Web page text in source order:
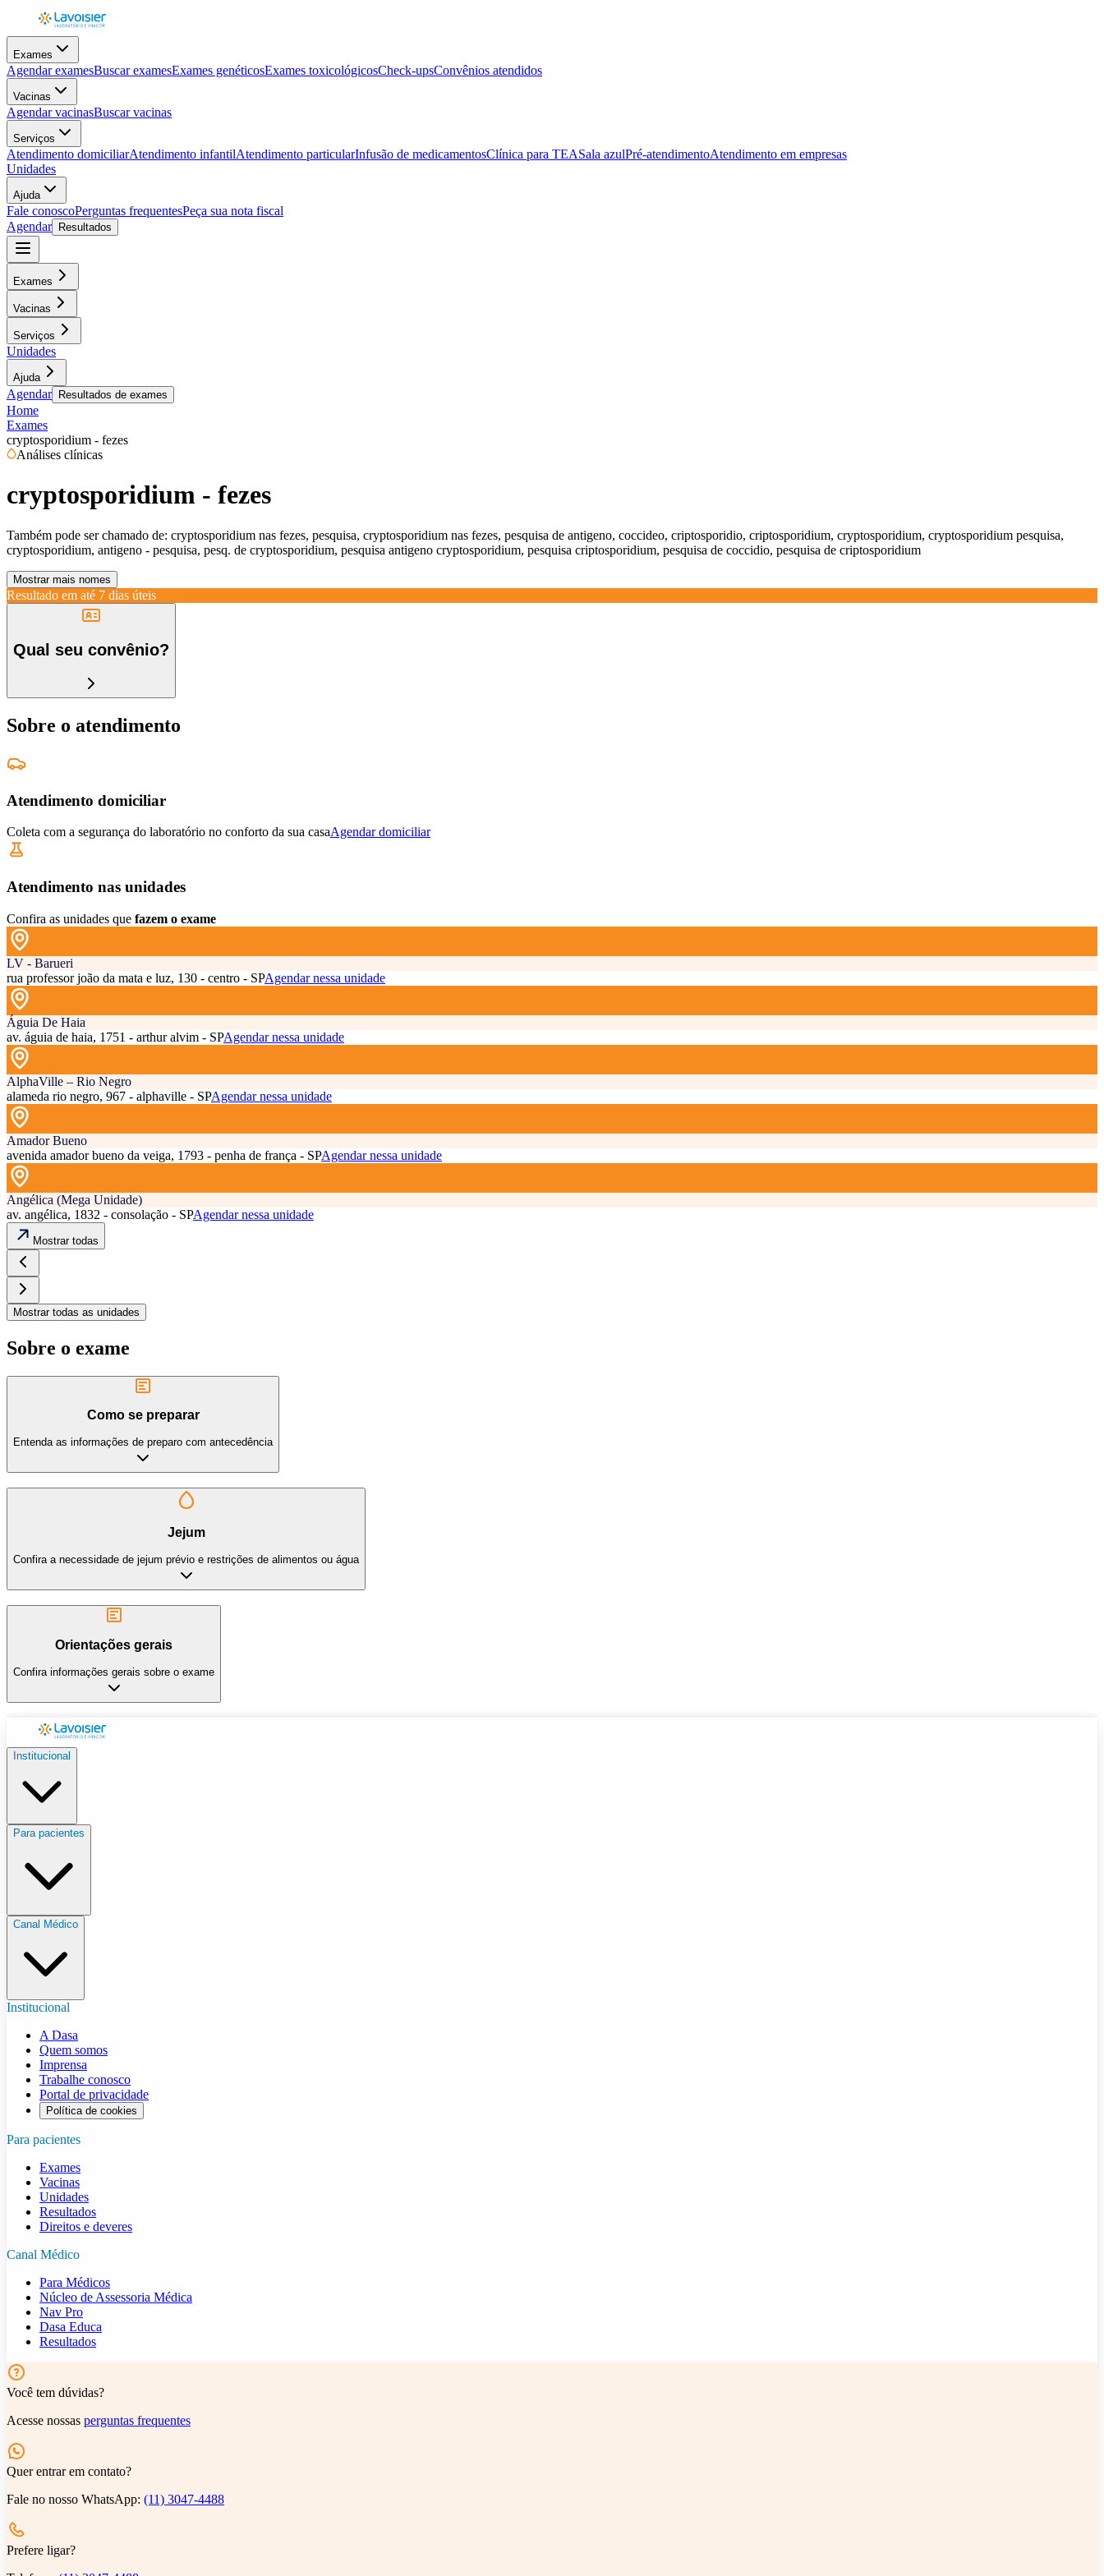
Exames
Agendar examesBuscar examesExames genéticosExames toxicológicosCheck-upsConvênios atendidos
Vacinas
Agendar vacinasBuscar vacinas
Serviços
Atendimento domiciliarAtendimento infantilAtendimento particularInfusão de medicamentosClínica para TEASala azulPré-atendimentoAtendimento em empresas
Unidades
Ajuda
Fale conoscoPerguntas frequentesPeça sua nota fiscal
Agendar
Resultados
Exames
Vacinas
Serviços
Unidades
Ajuda
Agendar Resultados de exames
Home
Exames
cryptosporidium - fezes
Análises clínicas
cryptosporidium - fezes
Também pode ser chamado de: cryptosporidium nas fezes, pesquisa, cryptosporidium nas fezes, pesquisa de antigeno, coccideo, criptosporidio, criptosporidium, cryptosporidium, cryptosporidium pesquisa,
cryptosporidium, antigeno - pesquisa, pesq. de cryptosporidium, pesquisa antigeno cryptosporidium, pesquisa criptosporidium, pesquisa de coccidio, pesquisa de criptosporidium
Mostrar mais nomes
Resultado em até 7 dias úteis
Qual seu convênio?
Sobre o atendimento
Atendimento domiciliar
Coleta com a segurança do laboratório no conforto da sua casaAgendar domiciliar
Atendimento nas unidades
Confira as unidades que fazem o exame
LV - Barueri
rua professor joão da mata e luz, 130 - centro - SPAgendar nessa unidade
Águia De Haia
av. águia de haia, 1751 - arthur alvim - SPAgendar nessa unidade
AlphaVille – Rio Negro
alameda rio negro, 967 - alphaville - SPAgendar nessa unidade
Amador Bueno
avenida amador bueno da veiga, 1793 - penha de frança - SPAgendar nessa unidade
Angélica (Mega Unidade)
av. angélica, 1832 - consolação - SPAgendar nessa unidade
Mostrar todas
Mostrar todas as unidades
Sobre o exame
Como se preparar
Entenda as informações de preparo com antecedência
Jejum
Confira a necessidade de jejum prévio e restrições de alimentos ou água
Orientações gerais
Confira informações gerais sobre o exame
Institucional
Para pacientes
Canal Médico
Institucional
A Dasa
Quem somos
Imprensa
Trabalhe conosco
Portal de privacidade
Política de cookies
Para pacientes
Exames
Vacinas
Unidades
Resultados
Direitos e deveres
Canal Médico
Para Médicos
Núcleo de Assessoria Médica
Nav Pro
Dasa Educa
Resultados
Você tem dúvidas?
Acesse nossas perguntas frequentes
Quer entrar em contato?
Fale no nosso WhatsApp: (11) 3047-4488
Prefere ligar?